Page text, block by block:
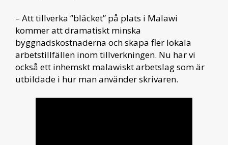
– Att tillverka ”bläcket” på plats i Malawi
kommer att dramatiskt minska
byggnadskostnaderna och skapa fler lokala
arbetstillfällen inom tillverkningen. Nu har vi
också ett inhemskt malawiskt arbetslag som är
utbildade i hur man använder skrivaren.